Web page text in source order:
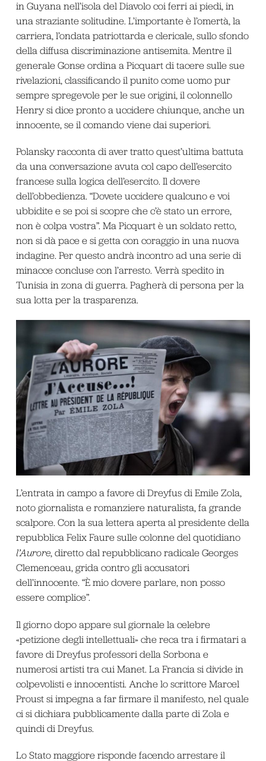
in Guyana nell’isola del Diavolo coi ferri ai piedi, in
una straziante solitudine. L’importante è l’omertà, la
carriera, l’ondata patriottarda e clericale, sullo sfondo
della diffusa discriminazione antisemita. Mentre il
generale Gonse ordina a Picquart di tacere sulle sue
rivelazioni, classificando il punito come uomo pur
sempre spregevole per le sue origini, il colonnello
Henry si dice pronto a uccidere chiunque, anche un
innocente, se il comando viene dai superiori.
Polansky racconta di aver tratto quest’ultima battuta
da una conversazione avuta col capo dell’esercito
francese sulla logica dell’esercito. Il dovere
dell’obbedienza. “Dovete uccidere qualcuno e voi
ubbidite e se poi si scopre che c’è stato un errore,
non è colpa vostra”. Ma Picquart è un soldato retto,
non si dà pace e si getta con coraggio in una nuova
indagine. Per questo andrà incontro ad una serie di
minacce concluse con l’arresto. Verrà spedito in
Tunisia in zona di guerra. Pagherà di persona per la
sua lotta per la trasparenza.
L’entrata in campo a favore di Dreyfus di Emile Zola,
noto giornalista e romanziere naturalista, fa grande
scalpore. Con la sua lettera aperta al presidente della
repubblica Felix Faure sulle colonne del quotidiano
l’Aurore, diretto dal repubblicano radicale Georges
Clemenceau, grida contro gli accusatori
dell’innocente. “È mio dovere parlare, non posso
essere complice”.
Il giorno dopo appare sul giornale la celebre
«petizione degli intellettuali» che reca tra i firmatari a
favore di Dreyfus professori della Sorbona e
numerosi artisti tra cui Manet. La Francia si divide in
colpevolisti e innocentisti. Anche lo scrittore Marcel
Proust si impegna a far firmare il manifesto, nel quale
ci si dichiara pubblicamente dalla parte di Zola e
quindi di Dreyfus.
Lo Stato maggiore risponde facendo arrestare il